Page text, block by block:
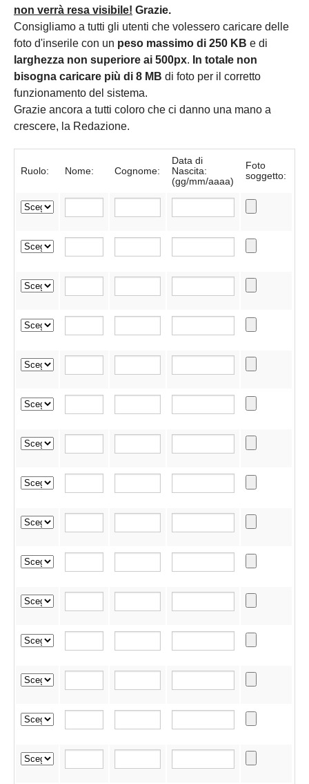
non verrà resa visibile! Grazie.
Consigliamo a tutti gli utenti che volessero caricare delle
foto d'inserile con un peso massimo di 250 KB e di
larghezza non superiore ai 500px. In totale non
bisogna caricare più di 8 MB di foto per il corretto
funzionamento del sistema.
Grazie ancora a tutti coloro che ci danno una mano a
crescere, la Redazione.
Ruolo: Nome: Cognome:
Data di
Nascita:
(gg/mm/aaaa)
Foto
soggetto: